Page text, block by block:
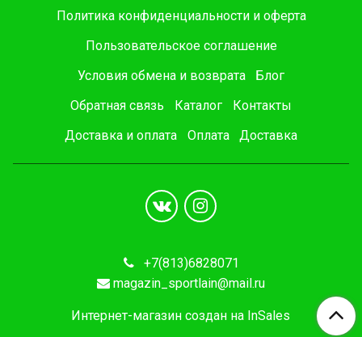
Политика конфиденциальности и оферта
Пользовательское соглашение
Условия обмена и возврата
Блог
Обратная связь
Каталог
Контакты
Доставка и оплата
Оплата Доставка
+7(813)6828071
magazin_sportlain@mail.ru
Интернет-магазин создан на InSales